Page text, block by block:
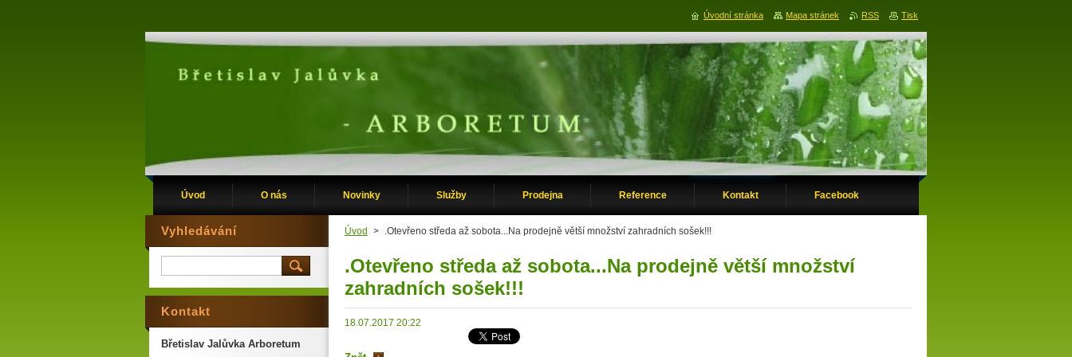
Úvod O nás Novinky Služby Prodejna Reference Kontakt Facebook
Úvod > .Otevřeno středa až sobota...Na prodejně větší množství zahradních sošek!!!
.Otevřeno středa až sobota...Na prodejně větší množství
zahradních sošek!!!
18.07.2017 20:22
Vyhledávání
Kontakt
Břetislav Jalůvka Arboretum
Úvodní stránka Mapa stránek RSS Tisk